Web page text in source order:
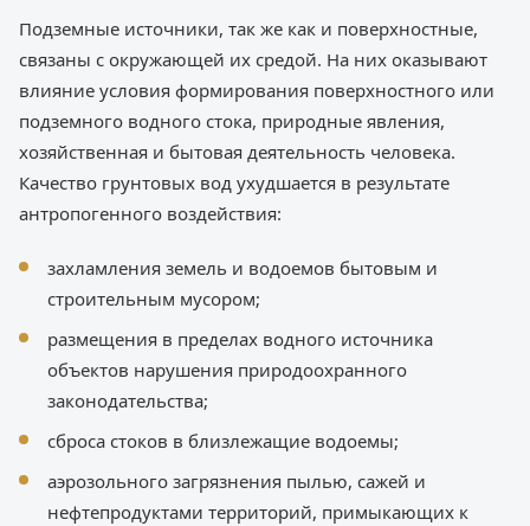
Подземные источники, так же как и поверхностные,
связаны с окружающей их средой. На них оказывают
влияние условия формирования поверхностного или
подземного водного стока, природные явления,
хозяйственная и бытовая деятельность человека.
Качество грунтовых вод ухудшается в результате
антропогенного воздействия:
захламления земель и водоемов бытовым и
строительным мусором;
размещения в пределах водного источника
объектов нарушения природоохранного
законодательства;
сброса стоков в близлежащие водоемы;
аэрозольного загрязнения пылью, сажей и
нефтепродуктами территорий, примыкающих к